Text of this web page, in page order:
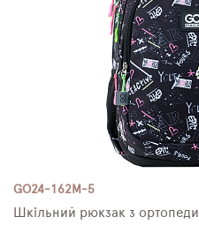
GO24-162M-5
Шкільний рюкзак з ортопедичною спинкою для дівчинки